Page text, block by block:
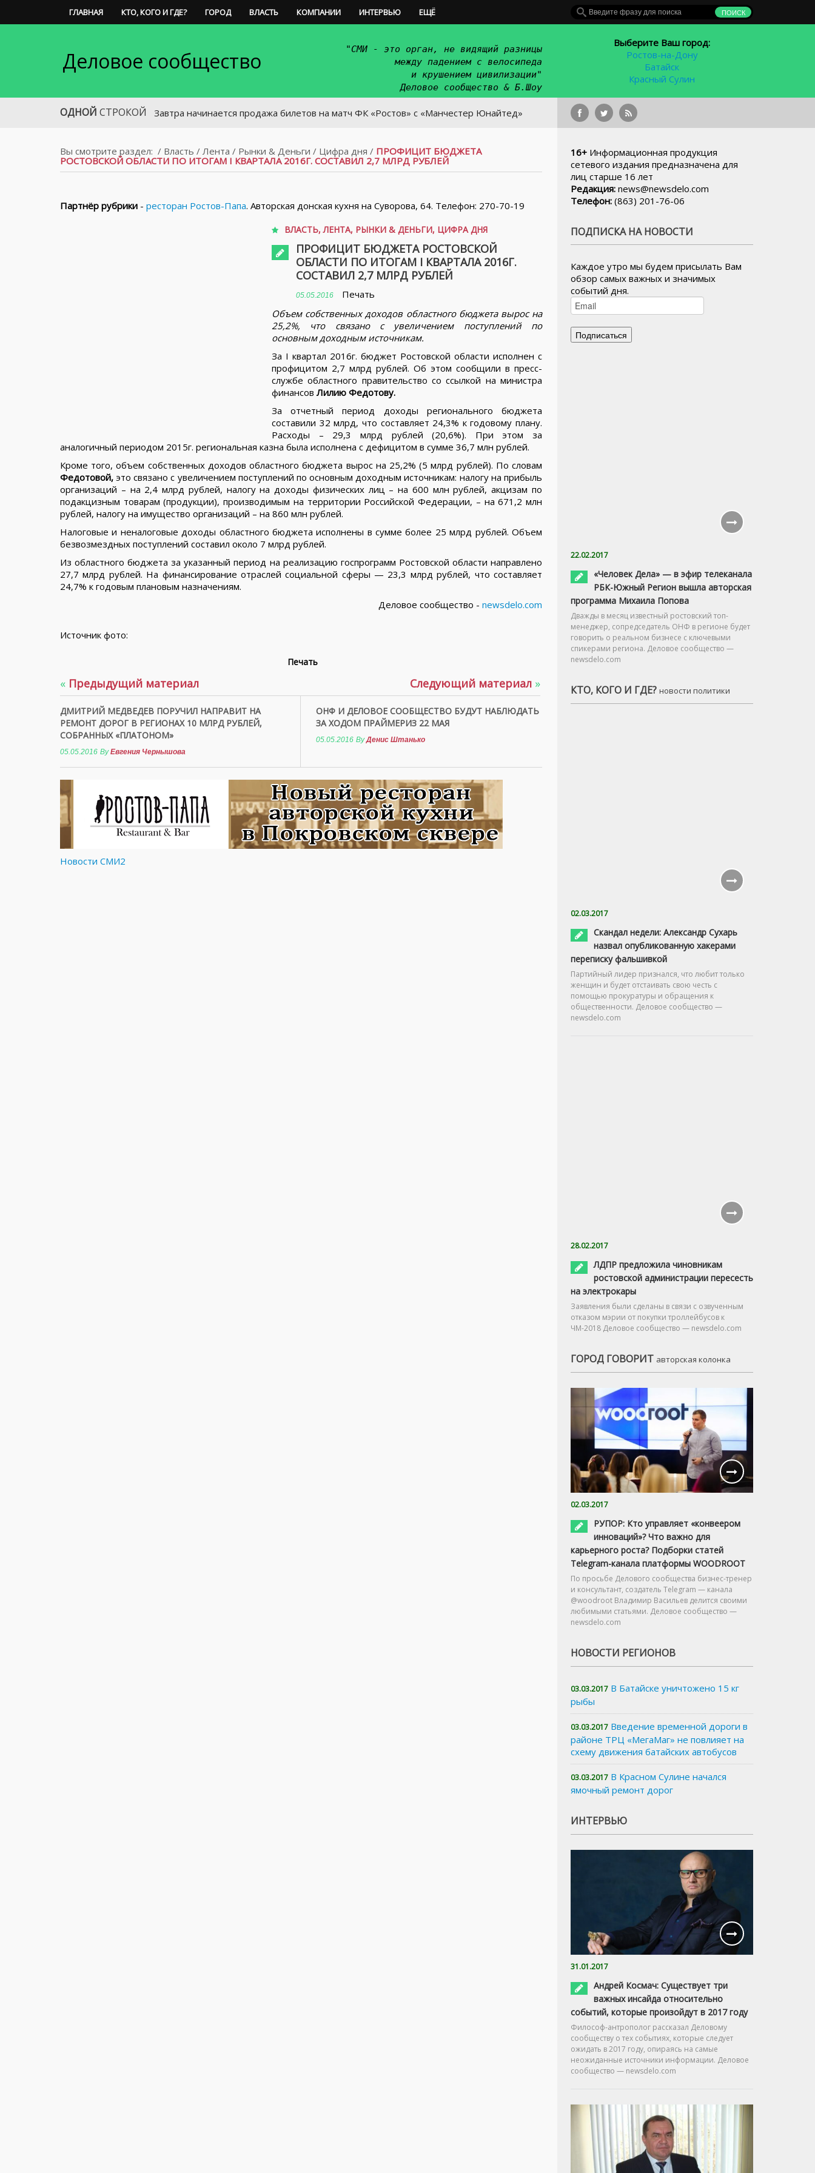
ГЛАВНАЯ КТО, КОГО И ГДЕ? ГОРОД ВЛАСТЬ КОМПАНИИ ИНТЕРВЬЮ ЕЩЁ
Деловое сообщество
"СМИ - это орган, не видящий разницы
между падением с велосипеда
и крушением цивилизации"
Деловое сообщество & Б.Шоу
Выберите Ваш город:
Ростов-на-Дону
Батайск
Красный Сулин
ОДНОЙ СТРОКОЙ
Завтра начинается продажа билетов на матч ФК «Ростов» с «Манчестер Юнайтед»
Вы смотрите раздел: / Власть / Лента / Рынки & Деньги / Цифра дня / ПРОФИЦИТ БЮДЖЕТА
РОСТОВСКОЙ ОБЛАСТИ ПО ИТОГАМ I КВАРТАЛА 2016Г. СОСТАВИЛ 2,7 МЛРД РУБЛЕЙ
Партнёр рубрики - ресторан Ростов-Папа. Авторская донская кухня на Суворова, 64. Телефон: 270-70-19
ВЛАСТЬ,ЛЕНТА, РЫНКИ & ДЕНЬГИ, ЦИФРА ДНЯ
ПРОФИЦИТ БЮДЖЕТА РОСТОВСКОЙ
ОБЛАСТИ ПО ИТОГАМ I КВАРТАЛА 2016Г.
СОСТАВИЛ 2,7 МЛРД РУБЛЕЙ
05.05.2016
Печать
Объем собственных доходов областного бюджета вырос на
25,2%, что связано с увеличением поступлений по
основным доходным источникам.
За I квартал 2016г. бюджет Ростовской области исполнен с
профицитом 2,7 млрд рублей. Об этом сообщили в пресс-
службе областного правительство со ссылкой на министра
финансов Лилию Федотову.
За отчетный период доходы регионального бюджета
составили 32 млрд, что составляет 24,3% к годовому плану.
Расходы – 29,3 млрд рублей (20,6%). При этом за
аналогичный периодом 2015г. региональная казна была исполнена с дефицитом в сумме 36,7 млн рублей.
Кроме того, объем собственных доходов областного бюджета вырос на 25,2% (5 млрд рублей). По словам
Федотовой, это связано с увеличением поступлений по основным доходным источникам: налогу на прибыль
организаций – на 2,4 млрд рублей, налогу на доходы физических лиц – на 600 млн рублей, акцизам по
подакцизным товарам (продукции), производимым на территории Российской Федерации, – на 671,2 млн
рублей, налогу на имущество организаций – на 860 млн рублей.
Налоговые и неналоговые доходы областного бюджета исполнены в сумме более 25 млрд рублей. Объем
безвозмездных поступлений составил около 7 млрд рублей.
Из областного бюджета за указанный период на реализацию госпрограмм Ростовской области направлено
27,7 млрд рублей. На финансирование отраслей социальной сферы — 23,3 млрд рублей, что составляет
24,7% к годовым плановым назначениям.
Деловое сообщество - newsdelo.com
Источник фото:
Печать
« Предыдущий материал
ДМИТРИЙ МЕДВЕДЕВ ПОРУЧИЛ НАПРАВИТ НА
РЕМОНТ ДОРОГ В РЕГИОНАХ 10 МЛРД РУБЛЕЙ,
СОБРАННЫХ «ПЛАТОНОМ»
05.05.2016 ByЕвгения Чернышова
Следующий материал »
ОНФ И ДЕЛОВОЕ СООБЩЕСТВО БУДУТ НАБЛЮДАТЬ
ЗА ХОДОМ ПРАЙМЕРИЗ 22 МАЯ
05.05.2016 ByДенис Штанько
Новости СМИ2
16+ Информационная продукция
сетевого издания предназначена для
лиц старше 16 лет
Редакция: news@newsdelo.com
Телефон: (863) 201-76-06
ПОДПИСКА НА НОВОСТИ
Каждое утро мы будем присылать Вам
обзор самых важных и значимых
событий дня.
22.02.2017
«Человек Дела» — в эфир телеканала
РБК-Южный Регион вышла авторская
программа Михаила Попова
Дважды в месяц известный ростовский топ-
менеджер, сопредседатель ОНФ в регионе будет
говорить о реальном бизнесе с ключевыми
спикерами региона. Деловое сообщество —
newsdelo.com
КТО, КОГО И ГДЕ? новости политики
02.03.2017
Скандал недели: Александр Сухарь
назвал опубликованную хакерами
переписку фальшивкой
Партийный лидер признался, что любит только
женщин и будет отстаивать свою честь с
помощью прокуратуры и обращения к
общественности. Деловое сообщество —
newsdelo.com
28.02.2017
ЛДПР предложила чиновникам
ростовской администрации пересесть
на электрокары
Заявления были сделаны в связи с озвученным
отказом мэрии от покупки троллейбусов к
ЧМ-2018 Деловое сообщество — newsdelo.com
ГОРОД ГОВОРИТ авторская колонка
02.03.2017
РУПОР: Кто управляет «конвеером
инноваций»? Что важно для
карьерного роста? Подборки статей
Telegram-канала платформы WOODROOT
По просьбе Делового сообщества бизнес-тренер
и консультант, создатель Telegram — канала
@woodroot Владимир Васильев делится своими
любимыми статьями. Деловое сообщество —
newsdelo.com
НОВОСТИ РЕГИОНОВ
03.03.2017 В Батайске уничтожено 15 кг
рыбы
03.03.2017 Введение временной дороги в
районе ТРЦ «МегаМаг» не повлияет на
схему движения батайских автобусов
03.03.2017 В Красном Сулине начался
ямочный ремонт дорог
ИНТЕРВЬЮ
31.01.2017
Андрей Космач: Существует три
важных инсайда относительно
событий, которые произойдут в 2017 году
Философ-антрополог рассказал Деловому
сообществу о тех событиях, которые следует
ожидать в 2017 году, опираясь на самые
неожиданные источники информации. Деловое
сообщество — newsdelo.com